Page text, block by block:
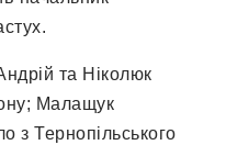
та Ніколюк
Малащук
з Тернопільського